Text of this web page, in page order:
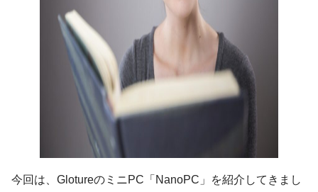
今回は、GlotureのミニPC「NanoPC」を紹介してきまし